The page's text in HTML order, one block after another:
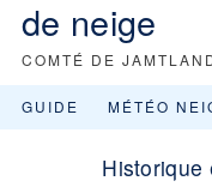
de neige
COMTÉ DE
GUIDE MÉTÉO
Historique